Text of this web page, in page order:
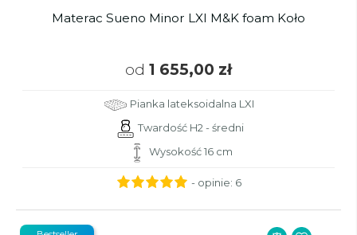
Materac Sueno Minor LXI M&K foam Koło
od 1 655,00 zł
Pianka lateksoidalna LXI
Twardość H2 - średni
Wysokość 16 cm
- opinie: 6